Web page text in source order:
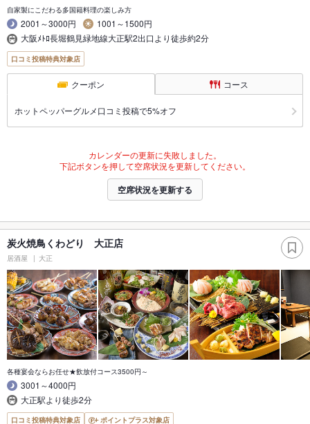
自家製にこだわる多国籍料理の楽しみ方
2001～3000円
1001～1500円
大阪ﾒﾄﾛ長堀鶴見緑地線大正駅2出口より徒歩約2分
口コミ投稿特典対象店
クーポン コース
ホットペッパーグルメ口コミ投稿で5%オフ
カレンダーの更新に失敗しました。
下記ボタンを押して空席状況を更新してください。
空席状況を更新する
炭火焼鳥くわどり 大正店
居酒屋 大正
各種宴会ならお任せ★飲放付コース3500円～
3001～4000円
大正駅より徒歩2分
口コミ投稿特典対象店 ポイントプラス対象店